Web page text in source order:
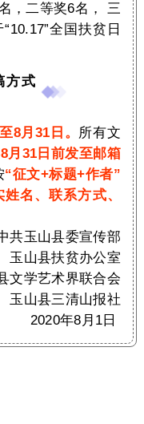
，二等奖6名， 三
全国扶贫日
方式
8月31日。 所有文
月31日前发至邮箱
“征文+标题+作者”
名、联系方式、
共玉山县委宣传部
玉山县扶贫办公室
文学艺术界联合会
玉山县三清山报社
2020年8月1日